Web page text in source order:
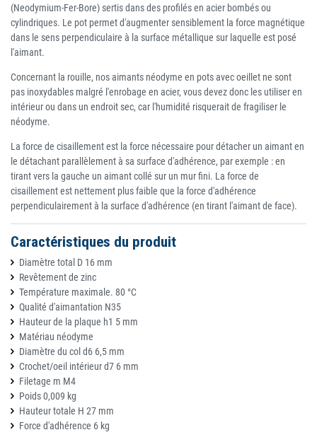
(Neodymium-Fer-Bore) sertis dans des profilés en acier bombés ou
cylindriques. Le pot permet d'augmenter sensiblement la force magnétique
dans le sens perpendiculaire à la surface métallique sur laquelle est posé
l'aimant.
Concernant la rouille, nos aimants néodyme en pots avec oeillet ne sont
pas inoxydables malgré l'enrobage en acier, vous devez donc les utiliser en
intérieur ou dans un endroit sec, car l'humidité risquerait de fragiliser le
néodyme.
La force de cisaillement est la force nécessaire pour détacher un aimant en
le détachant parallèlement à sa surface d'adhérence, par exemple : en
tirant vers la gauche un aimant collé sur un mur fini. La force de
cisaillement est nettement plus faible que la force d'adhérence
perpendiculairement à la surface d'adhérence (en tirant l'aimant de face).
Caractéristiques du produit
Diamètre total D 16 mm
Revêtement de zinc
Température maximale. 80 °C
Qualité d'aimantation N35
Hauteur de la plaque h1 5 mm
Matériau néodyme
Diamètre du col d6 6,5 mm
Crochet/oeil intérieur d7 6 mm
Filetage m M4
Poids 0,009 kg
Hauteur totale H 27 mm
Force d'adhérence 6 kg